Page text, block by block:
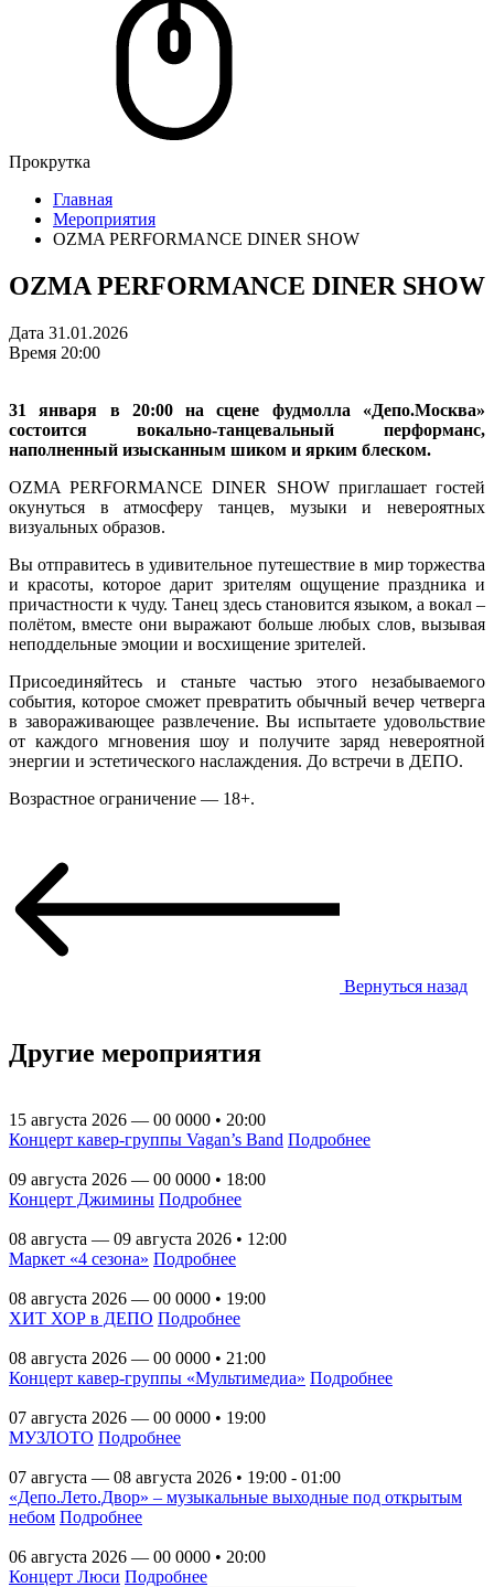
Прокрутка
Главная
Мероприятия
OZMA PERFORMANCE DINER SHOW
OZMA PERFORMANCE DINER SHOW
Дата 31.01.2026
Время 20:00
31 января в 20:00 на сцене фудмолла «Депо.Москва»
состоится вокально-танцевальный перформанс,
наполненный изысканным шиком и ярким блеском.
OZMA PERFORMANCE DINER SHOW приглашает гостей
окунуться в атмосферу танцев, музыки и невероятных
визуальных образов.
Вы отправитесь в удивительное путешествие в мир торжества
и красоты, которое дарит зрителям ощущение праздника и
причастности к чуду. Танец здесь становится языком, а вокал –
полётом, вместе они выражают больше любых слов, вызывая
неподдельные эмоции и восхищение зрителей.
Присоединяйтесь и станьте частью этого незабываемого
события, которое сможет превратить обычный вечер четверга
в завораживающее развлечение. Вы испытаете удовольствие
от каждого мгновения шоу и получите заряд невероятной
энергии и эстетического наслаждения. До встречи в ДЕПО.
Возрастное ограничение — 18+.
Вернуться назад
Другие мероприятия
15 августа 2026 — 00 0000 • 20:00
Концерт кавер-группы Vagan’s Band Подробнее
09 августа 2026 — 00 0000 • 18:00
Концерт Джимины Подробнее
08 августа — 09 августа 2026 • 12:00
Маркет «4 сезона» Подробнее
08 августа 2026 — 00 0000 • 19:00
ХИТ ХОР в ДЕПО Подробнее
08 августа 2026 — 00 0000 • 21:00
Концерт кавер-группы «Мультимедиа» Подробнее
07 августа 2026 — 00 0000 • 19:00
МУЗЛОТО Подробнее
07 августа — 08 августа 2026 • 19:00 - 01:00
«Депо.Лето.Двор» – музыкальные выходные под открытым
небом Подробнее
06 августа 2026 — 00 0000 • 20:00
Концерт Люси Подробнее